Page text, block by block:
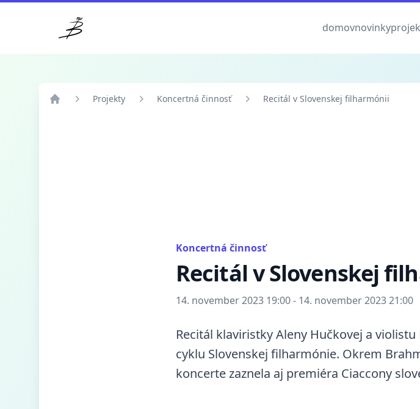
Klub priateľov violy domovnovinky
Projekty Koncertná činnosť Recitál v Slovenskej filharmónii
Koncertná činnosť
Recitál v Slovenskej
14. november 2023 19:00 - 14. november 2023 21:00
Recitál klaviristky Aleny Hučkovej a
cyklu Slovenskej filharmónie. Okrem
koncerte zaznela aj premiéra Ciaccony